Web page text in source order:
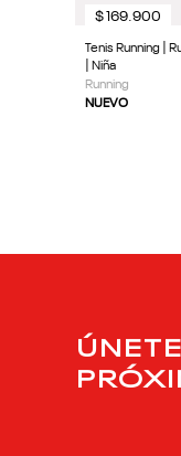
Tenis Running |
| Niña
Running
NUEVO
$ 169.900